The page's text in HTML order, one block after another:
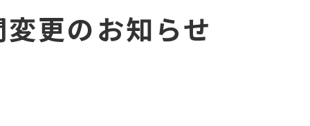
更のお知らせ